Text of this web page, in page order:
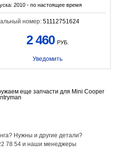
2010 - по настоящее время
номер: 51112751624
2 460 РУБ.
Уведомить
еще запчасти для Mini Cooper
Нужны и другие детали?
78 54 и наши менеджеры